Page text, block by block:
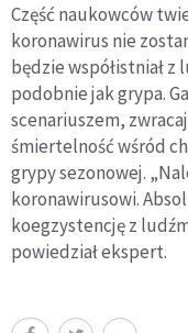
Część naukowców
koronawirus nie
będzie współistniał z
podobnie jak grypa.
scenariuszem,
śmiertelność wśród
grypy sezonowej.
koronawirusowi.
koegzystencję z
powiedział ekspert.